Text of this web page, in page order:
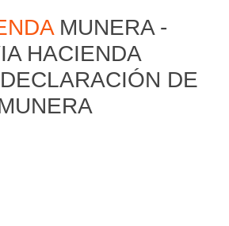
MUNERA -
HACIENDA
DE